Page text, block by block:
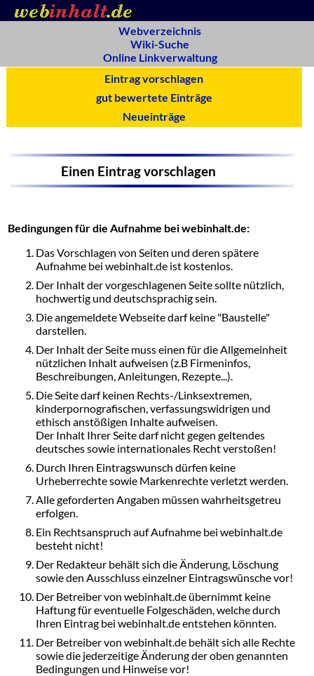
Webverzeichnis
Wiki-Suche
Online Linkverwaltung
Eintrag vorschlagen
gut bewertete Einträge
Neueinträge
Einen Eintrag vorschlagen
Bedingungen für die Aufnahme bei webinhalt.de:
Das Vorschlagen von Seiten und deren spätere
Aufnahme bei webinhalt.de ist kostenlos.
Der Inhalt der vorgeschlagenen Seite sollte nützlich,
hochwertig und deutschsprachig sein.
Die angemeldete Webseite darf keine "Baustelle"
darstellen.
Der Inhalt der Seite muss einen für die Allgemeinheit
nützlichen Inhalt aufweisen (z.B Firmeninfos,
Beschreibungen, Anleitungen, Rezepte...).
Die Seite darf keinen Rechts-/Linksextremen,
kinderpornografischen, verfassungswidrigen und
ethisch anstößigen Inhalte aufweisen.
Der Inhalt Ihrer Seite darf nicht gegen geltendes
deutsches sowie internationales Recht verstoßen!
Durch Ihren Eintragswunsch dürfen keine
Urheberrechte sowie Markenrechte verletzt werden.
Alle geforderten Angaben müssen wahrheitsgetreu
erfolgen.
Ein Rechtsanspruch auf Aufnahme bei webinhalt.de
besteht nicht!
Der Redakteur behält sich die Änderung, Löschung
sowie den Ausschluss einzelner Eintragswünsche vor!
Der Betreiber von webinhalt.de übernimmt keine
Haftung für eventuelle Folgeschäden, welche durch
Ihren Eintrag bei webinhalt.de entstehen könnten.
Der Betreiber von webinhalt.de behält sich alle Rechte
sowie die jederzeitige Änderung der oben genannten
Bedingungen und Hinweise vor!